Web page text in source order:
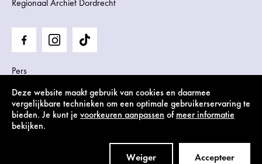
Deze website maakt gebruik van cookies en daarmee
vergelijkbare technieken om een optimale gebruikerservaring te
bieden. Je kunt je voorkeuren aanpassen ofmeer informatie
bekijken.
Weiger Accepteer
Regionaal Archief Dordrecht
Pers
Privacy statement, cookies & disclaimer, algemene
voorwaarden
Huisregels